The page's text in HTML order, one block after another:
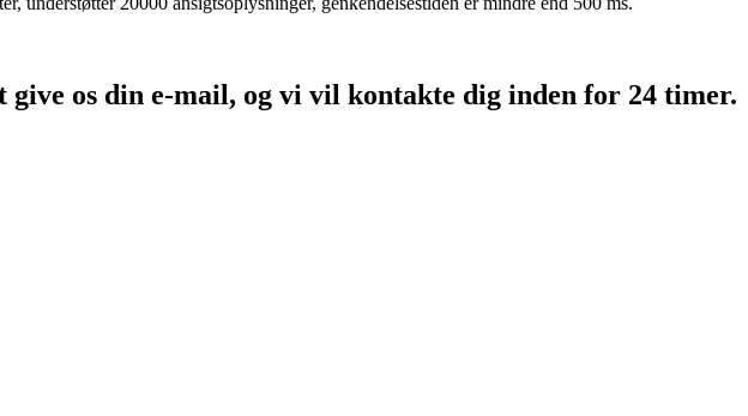
os din e-mail, og vi vil kontakte dig inden for 24 timer.